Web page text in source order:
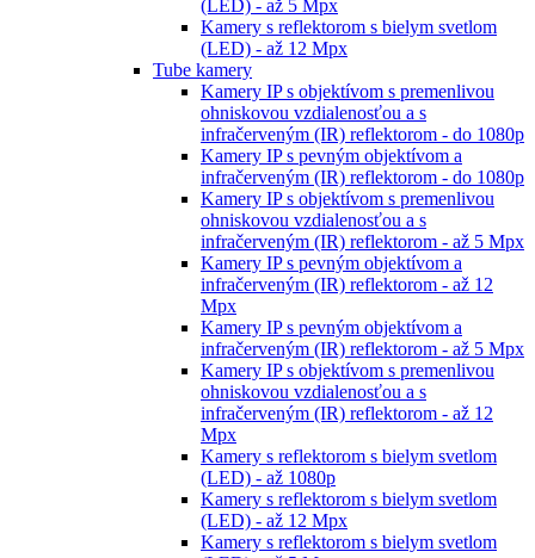
(LED) - až 5 Mpx
Kamery s reflektorom s bielym svetlom
(LED) - až 12 Mpx
Tube kamery
Kamery IP s objektívom s premenlivou
ohniskovou vzdialenosťou a s
infračerveným (IR) reflektorom - do 1080p
Kamery IP s pevným objektívom a
infračerveným (IR) reflektorom - do 1080p
Kamery IP s objektívom s premenlivou
ohniskovou vzdialenosťou a s
infračerveným (IR) reflektorom - až 5 Mpx
Kamery IP s pevným objektívom a
infračerveným (IR) reflektorom - až 12
Mpx
Kamery IP s pevným objektívom a
infračerveným (IR) reflektorom - až 5 Mpx
Kamery IP s objektívom s premenlivou
ohniskovou vzdialenosťou a s
infračerveným (IR) reflektorom - až 12
Mpx
Kamery s reflektorom s bielym svetlom
(LED) - až 1080p
Kamery s reflektorom s bielym svetlom
(LED) - až 12 Mpx
Kamery s reflektorom s bielym svetlom